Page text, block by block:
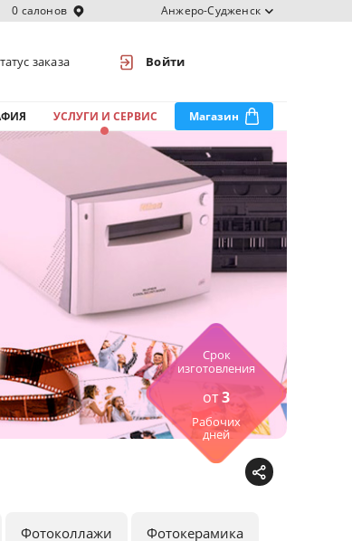
0 салонов Анжеро-Судженск
заказа Войти
УСЛУГИ И СЕРВИС Магазин
Срок
изготовления
от3
Рабочих
дней
Фотоколлажи Фотокерамика